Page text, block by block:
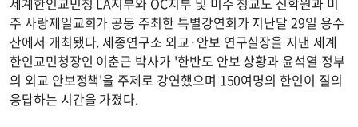
주 사랑제일교회가 공동 주최한 특별강연회가 지난달 29일 용수
산에서 개최됐다. 세종연구소 외교·안보 연구실장을 지낸 세계
한인교민청장인 이춘근 박사가 '한반도 안보 상황과 윤석열 정부
의 외교 안보정책'을 주제로 강연했으며 150여명의 한인이 질의
응답하는 시간을 가졌다.